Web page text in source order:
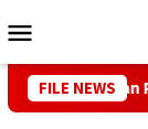
ke
Mobile
FILE NEWS
Perkuat